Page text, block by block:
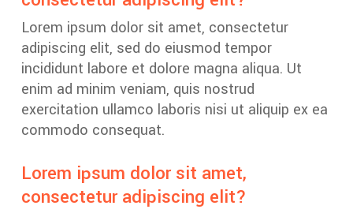
Lorem ipsum dolor sit amet, consectetur
adipiscing elit, sed do eiusmod tempor
incididunt labore et dolore magna aliqua. Ut
enim ad minim veniam, quis nostrud
exercitation ullamco laboris nisi ut aliquip ex ea
commodo consequat.
Lorem ipsum dolor sit amet,
consectetur adipiscing elit?